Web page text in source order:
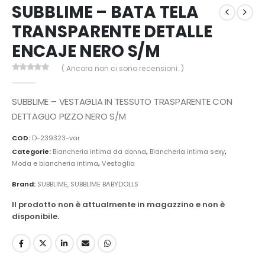
SUBBLIME – BATA TELA
TRANSPARENTE DETALLE
ENCAJE NERO S/M
( Ancora non ci sono recensioni. )
SUBBLIME – VESTAGLIA IN TESSUTO TRASPARENTE CON
DETTAGLIO PIZZO NERO S/M
COD: D-239323-var
Categorie: Biancheria intima da donna, Biancheria intima sexy,
Moda e biancheria intima,Vestaglia
Brand: SUBBLIME, SUBBLIME BABYDOLLS
Il prodotto non è attualmente in magazzino e non è
disponibile.